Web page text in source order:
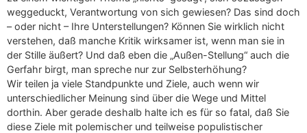
weggeduckt, Verantwortung von sich gewiesen? Das sind doch
– oder nicht – Ihre Unterstellungen? Können Sie wirklich nicht
verstehen, daß manche Kritik wirksamer ist, wenn man sie in
der Stille äußert? Und daß eben die „Außen-Stellung“ auch die
Gerfahr birgt, man spreche nur zur Selbsterhöhung?
Wir teilen ja viele Standpunkte und Ziele, auch wenn wir
unterschiedlicher Meinung sind über die Wege und Mittel
dorthin. Aber gerade deshalb halte ich es für so fatal, daß Sie
diese Ziele mit polemischer und teilweise populistischer